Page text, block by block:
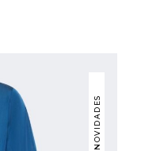
NOVIDADES